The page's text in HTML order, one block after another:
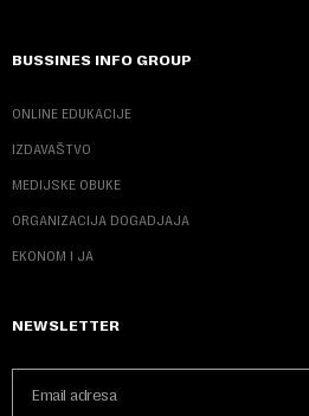
BUSSINES INFO GROUP
ONLINE EDUKACIJE
IZDAVAŠTVO
MEDIJSKE OBUKE
ORGANIZACIJA DOGADJAJA
EKONOM I JA
NEWSLETTER